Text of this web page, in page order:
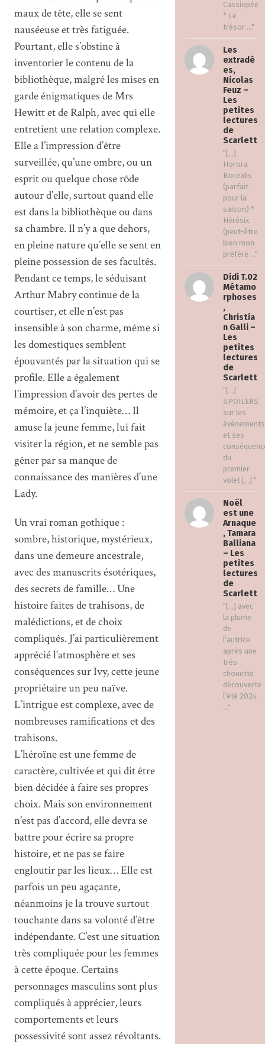
Cassiopée
* Le
trésor ..."
Les
extradé
es,
Nicolas
Feuz –
Les
petites
lectures
de
Scarlett
"[…]
Horora
Borealis
(parfait
pour la
saison) *
Hérésix
(peut-être
bien mon
préféré ..."
Didi T.02
Métamo
rphoses
,
Christia
n Galli –
Les
petites
lectures
de
Scarlett
"[…]
SPOILERS
sur les
événements
et ses
du
premier
volet […] "
Noël
est une
Arnaque
, Tamara
Balliana
– Les
petites
lectures
de
Scarlett
"[…] avec
la plume
de
l’autrice
après une
très
chouette
découverte
l’été 2024
..."
maux de tête, elle se sent
nauséeuse et très fatiguée.
Pourtant, elle s’obstine à
inventorier le contenu de la
bibliothèque, malgré les mises en
garde énigmatiques de Mrs
Hewitt et de Ralph, avec qui elle
entretient une relation complexe.
Elle a l’impression d’être
surveillée, qu’une ombre, ou un
esprit ou quelque chose rôde
autour d’elle, surtout quand elle
est dans la bibliothèque ou dans
sa chambre. Il n’y a que dehors,
en pleine nature qu’elle se sent en
pleine possession de ses facultés.
Pendant ce temps, le séduisant
Arthur Mabry continue de la
courtiser, et elle n’est pas
insensible à son charme, même si
les domestiques semblent
épouvantés par la situation qui se
profile. Elle a également
l’impression d’avoir des pertes de
mémoire, et ça l’inquiète… Il
amuse la jeune femme, lui fait
visiter la région, et ne semble pas
gêner par sa manque de
connaissance des manières d’une
Lady.
Un vrai roman gothique :
sombre, historique, mystérieux,
dans une demeure ancestrale,
avec des manuscrits ésotériques,
des secrets de famille… Une
histoire faites de trahisons, de
malédictions, et de choix
compliqués. J’ai particulièrement
apprécié l’atmosphère et ses
conséquences sur Ivy, cette jeune
propriétaire un peu naïve.
L’intrigue est complexe, avec de
nombreuses ramifications et des
trahisons.
L’héroïne est une femme de
caractère, cultivée et qui dit être
bien décidée à faire ses propres
choix. Mais son environnement
n’est pas d’accord, elle devra se
battre pour écrire sa propre
histoire, et ne pas se faire
engloutir par les lieux… Elle est
parfois un peu agaçante,
néanmoins je la trouve surtout
touchante dans sa volonté d’être
indépendante. C’est une situation
très compliquée pour les femmes
à cette époque. Certains
personnages masculins sont plus
compliqués à apprécier, leurs
comportements et leurs
possessivité sont assez révoltants.